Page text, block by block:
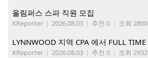
올림퍼스 스파 직원 모집
KReporter | 2026.08.03 | 추천 0 | 조회 2800
KReporter | 2026.08.03 | 추천 0 | 조회 2932